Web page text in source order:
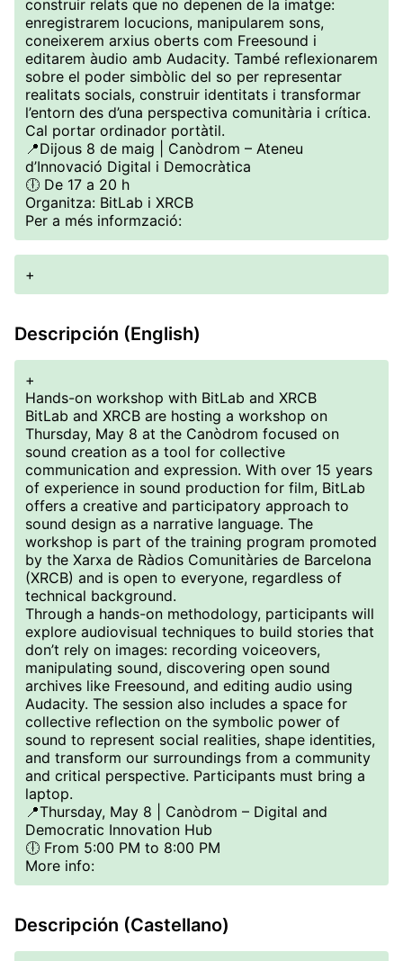
construir relats que no depenen de la imatge:
enregistrarem locucions, manipularem sons,
coneixerem arxius oberts com Freesound i
editarem àudio amb Audacity. També reflexionarem
sobre el poder simbòlic del so per representar
realitats socials, construir identitats i transformar
l’entorn des d’una perspectiva comunitària i crítica.
Cal portar ordinador portàtil.
📍Dijous 8 de maig | Canòdrom – Ateneu
d’Innovació Digital i Democràtica
🕕 De 17 a 20 h
Organitza: BitLab i XRCB
Per a més informzació:
+
Descripción (English)
+
Hands-on workshop with BitLab and XRCB
BitLab and XRCB are hosting a workshop on
Thursday, May 8 at the Canòdrom focused on
sound creation as a tool for collective
communication and expression. With over 15 years
of experience in sound production for film, BitLab
offers a creative and participatory approach to
sound design as a narrative language. The
workshop is part of the training program promoted
by the Xarxa de Ràdios Comunitàries de Barcelona
(XRCB) and is open to everyone, regardless of
technical background.
Through a hands-on methodology, participants will
explore audiovisual techniques to build stories that
don’t rely on images: recording voiceovers,
manipulating sound, discovering open sound
archives like Freesound, and editing audio using
Audacity. The session also includes a space for
collective reflection on the symbolic power of
sound to represent social realities, shape identities,
and transform our surroundings from a community
and critical perspective. Participants must bring a
laptop.
📍Thursday, May 8 | Canòdrom – Digital and
Democratic Innovation Hub
🕕 From 5:00 PM to 8:00 PM
More info:
Descripción (Castellano)